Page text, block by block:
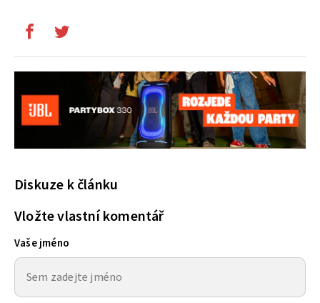
Diskuze k článku
Vložte vlastní komentář
Vaše jméno